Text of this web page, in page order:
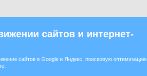
сайтов и интернет-
сайтов в Google и Яндекс, поисковую оптимизацию,